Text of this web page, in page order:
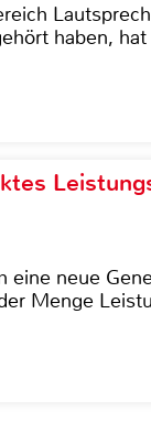
haben,
neue
Menge